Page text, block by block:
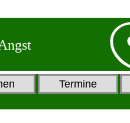
Termine